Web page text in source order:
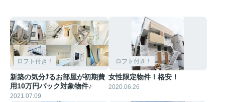
ロフト付き！
新築の気分⤴るお部屋が初期費
用10万円パック対象物件♪
2021.07.09
ロフト付き！
女性限定物件！格安！
2020.06.26